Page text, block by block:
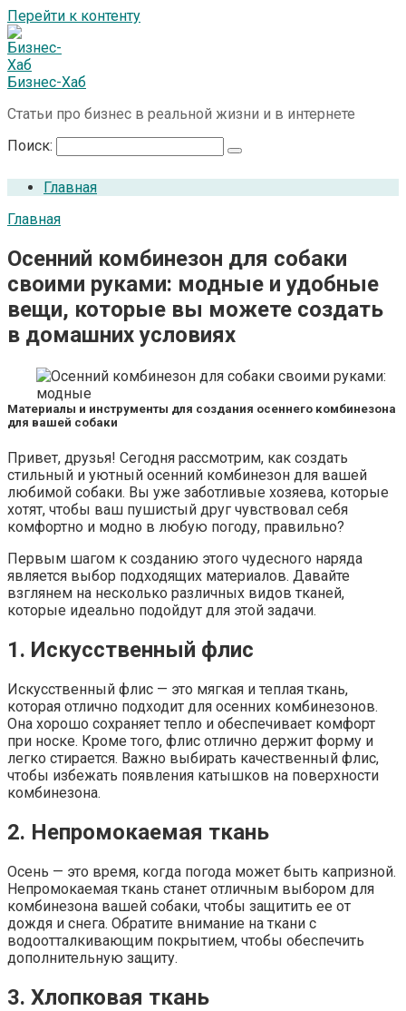
Перейти к контенту
Бизнес-Хаб
Статьи про бизнес в реальной жизни и в интернете
Поиск:
Главная
Главная
Осенний комбинезон для собаки
своими руками: модные и удобные
вещи, которые вы можете создать
в домашних условиях
Материалы и инструменты для создания осеннего комбинезона
для вашей собаки
Привет, друзья! Сегодня рассмотрим, как создать
стильный и уютный осенний комбинезон для вашей
любимой собаки. Вы уже заботливые хозяева, которые
хотят, чтобы ваш пушистый друг чувствовал себя
комфортно и модно в любую погоду, правильно?
Первым шагом к созданию этого чудесного наряда
является выбор подходящих материалов. Давайте
взглянем на несколько различных видов тканей,
которые идеально подойдут для этой задачи.
1. Искусственный флис
Искусственный флис — это мягкая и теплая ткань,
которая отлично подходит для осенних комбинезонов.
Она хорошо сохраняет тепло и обеспечивает комфорт
при носке. Кроме того, флис отлично держит форму и
легко стирается. Важно выбирать качественный флис,
чтобы избежать появления катышков на поверхности
комбинезона.
2. Непромокаемая ткань
Осень — это время, когда погода может быть капризной.
Непромокаемая ткань станет отличным выбором для
комбинезона вашей собаки, чтобы защитить ее от
дождя и снега. Обратите внимание на ткани с
водоотталкивающим покрытием, чтобы обеспечить
дополнительную защиту.
3. Хлопковая ткань